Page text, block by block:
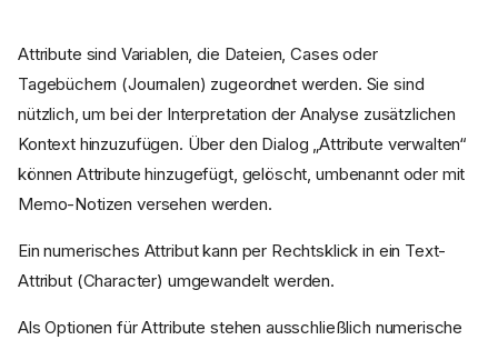
Svenska
中文
日本語
Euskara
Attribute sind Variablen, die Dateien, Cases oder
Tagebüchern (Journalen) zugeordnet werden. Sie sind
nützlich, um bei der Interpretation der Analyse zusätzlichen
Kontext hinzuzufügen. Über den Dialog „Attribute verwalten“
können Attribute hinzugefügt, gelöscht, umbenannt oder mit
Memo-Notizen versehen werden.
Ein numerisches Attribut kann per Rechtsklick in ein Text-
Attribut (Character) umgewandelt werden.
Als Optionen für Attribute stehen ausschließlich numerische